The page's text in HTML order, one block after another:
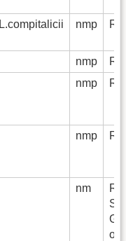
L.compitalicii nmp
nmp
nmp
nmp
nm